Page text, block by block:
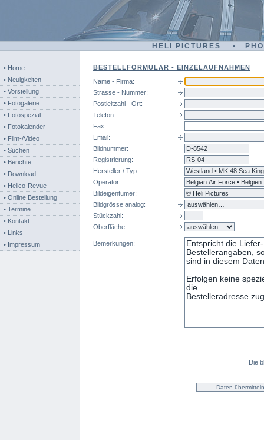
HELI PICTURES •
• Home
• Neuigkeiten
• Vorstellung
• Fotogalerie
• Fotospezial
• Fotokalender
• Film-/Video
• Suchen
• Berichte
• Download
• Helico-Revue
• Online Bestellung
• Termine
• Kontakt
• Links
• Impressum
BESTELLFORMULAR - EINZELAUFNAHMEN
Name - Firma:
Strasse - Nummer:
Postleitzahl - Ort:
Telefon:
Fax:
Email:
Bildnummer:
Registrierung:
Hersteller / Typ:
Operator:
Bildeigentümer:
Bildgrösse analog:
Stückzahl:
Oberfläche:
Bemerkungen:
Die